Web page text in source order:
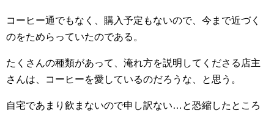
コーヒー通でもなく、購入予定もないので、今まで近づく
のをためらっていたのである。
たくさんの種類があって、淹れ方を説明してくださる店主
さんは、コーヒーを愛しているのだろうな、と思う。
自宅であまり飲まないので申し訳ない…と恐縮したところ